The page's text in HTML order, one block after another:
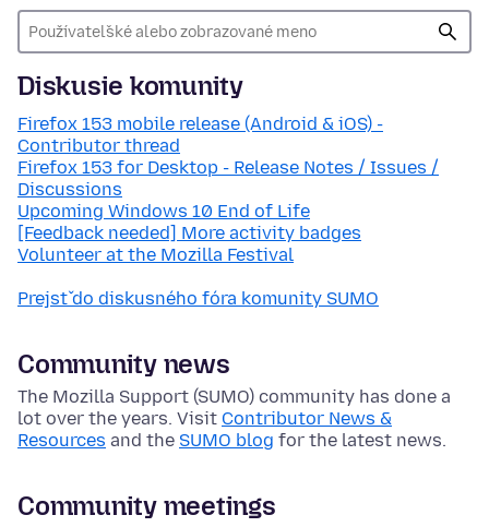
Diskusie komunity
Firefox 153 mobile release (Android & iOS) -
Contributor thread
Firefox 153 for Desktop - Release Notes / Issues /
Discussions
Upcoming Windows 10 End of Life
[Feedback needed] More activity badges
Volunteer at the Mozilla Festival
Prejsť do diskusného fóra komunity SUMO
Community news
The Mozilla Support (SUMO) community has done a
lot over the years. Visit Contributor News &
Resources and the SUMO blog for the latest news.
Community meetings